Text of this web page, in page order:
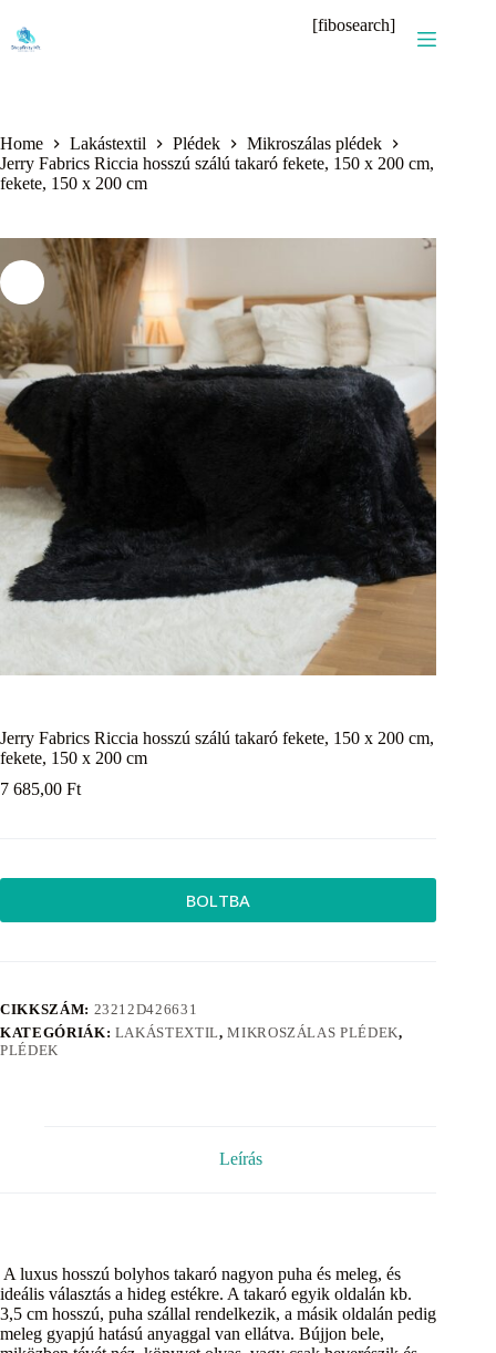
content
[fibosearch]
Home Lakástextil Plédek
Mikroszálas plédek
Jerry Fabrics Riccia hosszú szálú takaró fekete, 150 x 200 cm,
fekete, 150 x 200 cm
Jerry Fabrics Riccia hosszú szálú takaró fekete, 150 x 200 cm,
fekete, 150 x 200 cm
7 685,00 Ft
BOLTBA
CIKKSZÁM: 23212D426631
KATEGÓRIÁK: LAKÁSTEXTIL,MIKROSZÁLAS PLÉDEK,
PLÉDEK
Leírás
A luxus hosszú bolyhos takaró nagyon puha és meleg, és
ideális választás a hideg estékre. A takaró egyik oldalán kb.
3,5 cm hosszú, puha szállal rendelkezik, a másik oldalán pedig
meleg gyapjú hatású anyaggal van ellátva. Bújjon bele,